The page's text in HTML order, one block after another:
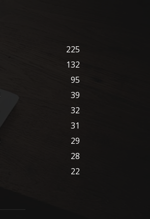
225
132
95
39
32
31
29
28
22